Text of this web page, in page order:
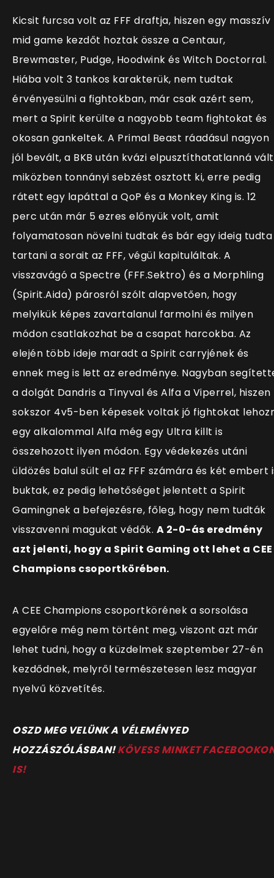
Kicsit furcsa volt az FFF draftja, hiszen egy masszív
mid game kezdőt hoztak össze a Centaur,
Brewmaster, Pudge, Hoodwink és Witch Doctorral.
Hiába volt 3 tankos karakterük, nem tudtak
érvényesülni a fightokban, már csak azért sem,
mert a Spirit kerülte a nagyobb team fightokat és
okosan gankeltek. A Primal Beast ráadásul nagyon
jól bevált, a BKB után kvázi elpusztíthatatlanná
miközben tonnányi sebzést osztott ki, erre pedig
rátett egy lapáttal a QoP és a Monkey King is. 12
perc után már 5 ezres előnyük volt, amit
folyamatosan növelni tudtak és bár egy ideig tudta
tartani a sorait az FFF, végül kapituláltak. A
visszavágó a Spectre (FFF.Sektro) és a Morphling
(Spirit.Aida) párosról szólt alapvetően, hogy
melyikük képes zavartalanul farmolni és milyen
módon csatlakozhat be a csapat harcokba. Az
elején több ideje maradt a Spirit carryjének és
ennek meg is lett az eredménye. Nagyban
a dolgát Dandris a Tinyval és Alfa a Viperrel, hiszen
sokszor 4v5-ben képesek voltak jó fightokat
egy alkalommal Alfa még egy Ultra killt is
összehozott ilyen módon. Egy védekezés utáni
üldözés balul sült el az FFF számára és két embert
buktak, ez pedig lehetőséget jelentett a Spirit
Gamingnek a befejezésre, főleg, hogy nem tudták
visszavenni magukat védők. A 2-0-ás eredmény
azt jelenti, hogy a Spirit Gaming ott lehet a CEE
Champions csoportkörében.
A CEE Champions csoportkörének a sorsolása
egyelőre még nem történt meg, viszont azt már
lehet tudni, hogy a küzdelmek szeptember 27-én
kezdődnek, melyről természetesen lesz magyar
nyelvű közvetítés.
OSZD MEG VELÜNK A VÉLEMÉNYED
HOZZÁSZÓLÁSBAN!KÖVESS MINKET
IS!